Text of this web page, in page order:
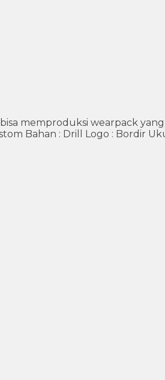
memproduksi wearpack
Bahan : Drill Logo : Bordir